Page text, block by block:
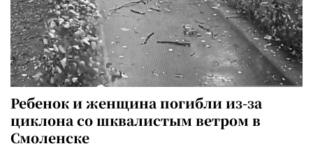
Ребенок и женщина погибли из-за
циклона со шквалистым ветром в
Смоленске